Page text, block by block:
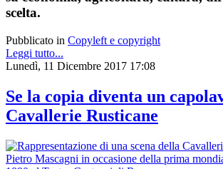
scelta.
Pubblicato in Copyleft e copyright
Leggi tutto...
Lunedì, 11 Dicembre 2017 17:08
Se la copia diventa un
Cavallerie Rusticane